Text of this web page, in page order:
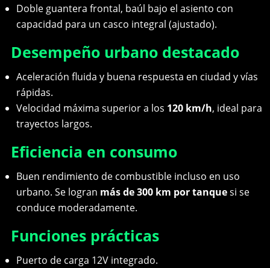
Doble guantera frontal, baúl bajo el asiento con
capacidad para un casco integral (ajustado).
Desempeño urbano destacado
Aceleración fluida y buena respuesta en ciudad y vías
rápidas.
Velocidad máxima superior a los 120 km/h, ideal para
trayectos largos.
Eficiencia en consumo
Buen rendimiento de combustible incluso en uso
urbano. Se logran más de 300 km por tanquesi se
conduce moderadamente.
Funciones prácticas
Puerto de carga 12V integrado.